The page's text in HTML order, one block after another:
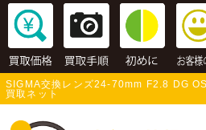
SIGMA交換レンズ24-70mm F2.8 DG
買取ネット